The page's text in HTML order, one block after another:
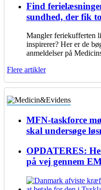
Find
sundhed, der fik
Mangler feriekufferten
inspirerer? Her er de
anmeldelser på
Flere artikler
MFN-taskforce
skal undersøge
OPDATERES:
på vej gennem